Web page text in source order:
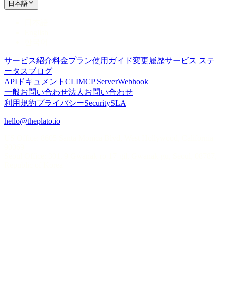
日本語
サービス紹介料金プラン使用ガイド変更履歴サービス ステ
ータスブログ
APIドキュメント CLIMCP ServerWebhook
一般お問い合わせ法人お問い合わせ
利用規約プライバシーSecuritySLA
hello@theplato.io